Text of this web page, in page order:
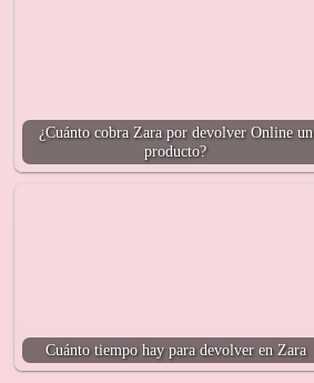
¿Cuánto cobra Zara por devolver Online un
producto?
Cuánto tiempo hay para devolver en Zara